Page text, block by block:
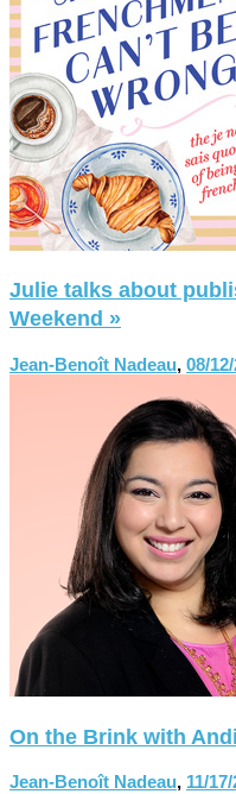
Julie talks about
Weekend »
Jean-Benoît Nadeau, 08/
On the Brink with
Jean-Benoît Nadeau, 11/